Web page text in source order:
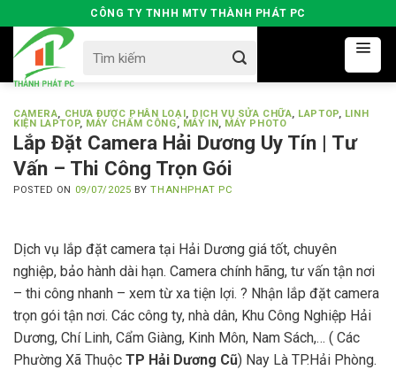
to
content
CÔNG TY TNHH MTV THÀNH PHÁT PC
for:
CAMERA, CHƯA ĐƯỢC PHÂN LOẠI, DỊCH VỤ SỬA CHỮA, LAPTOP, LINH
KIỆN LAPTOP, MÁY CHẤM CÔNG, MÁY IN, MÁY PHOTO
Lắp Đặt Camera Hải Dương Uy Tín | Tư
Vấn – Thi Công Trọn Gói
POSTED ON 09/07/2025 BYTHANHPHAT PC
Dịch vụ lắp đặt camera tại Hải Dương giá tốt, chuyên
nghiệp, bảo hành dài hạn. Camera chính hãng, tư vấn tận nơi
– thi công nhanh – xem từ xa tiện lợi. ? Nhận lắp đặt camera
trọn gói tận nơi. Các công ty, nhà dân, Khu Công Nghiệp Hải
Dương, Chí Linh, Cẩm Giàng, Kinh Môn, Nam Sách,… ( Các
Phường Xã Thuộc TP Hải Dương Cũ) Nay Là TP.Hải Phòng.